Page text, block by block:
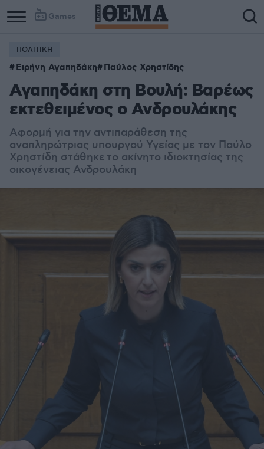
Games
ΠΟΛΙΤΙΚΗ
Ειρήνη Αγαπηδάκη Παύλος Χρηστίδης
Αγαπηδάκη στη Βουλή: Βαρέως
εκτεθειμένος ο Ανδρουλάκης
Αφορμή για την αντιπαράθεση της
αναπληρώτριας υπουργού Υγείας με τον Παύλο
Χρηστίδη στάθηκε το ακίνητο ιδιοκτησίας της
οικογένειας Ανδρουλάκη